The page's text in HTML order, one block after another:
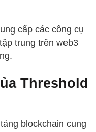
cấp các công cụ
trung trên web3
Threshold
blockchain cung